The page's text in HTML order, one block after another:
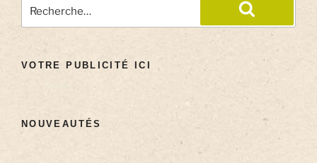
VOTRE PUBLICITÉ ICI
NOUVEAUTÉS